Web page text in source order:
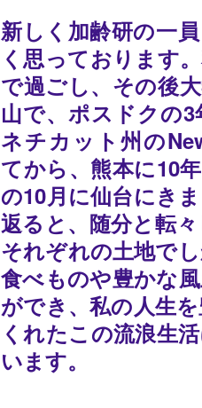
新しく加齢研の一
く思っております
で過ごし、その後
山で、ポスドクの
ネチカット州の
てから、熊本に10
の10月に仙台にき
返ると、随分と転々
それぞれの土地で
食べものや豊かな
ができ、私の人生
くれたこの流浪生
います。